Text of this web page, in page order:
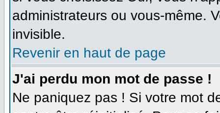
administrateurs ou vous-même.
invisible.
Revenir en haut de page
J'ai perdu mon mot de passe !
Ne paniquez pas ! Si votre mot